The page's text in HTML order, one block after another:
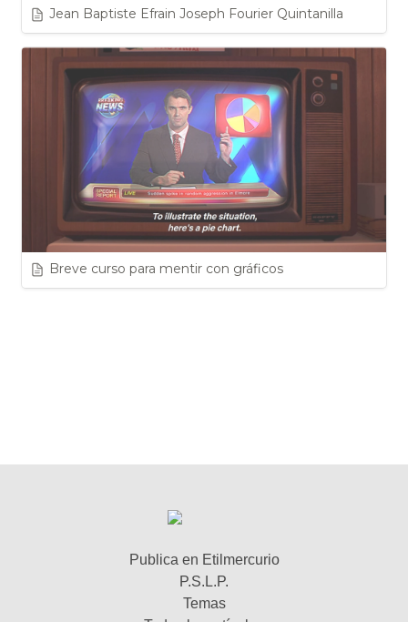
Jean Baptiste Efrain Joseph Fourier Quintanilla
Breve curso para mentir con gráficos
Publica en Etilmercurio
P.S.L.P.
Temas